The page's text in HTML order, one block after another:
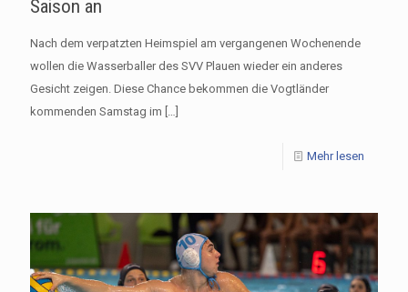
Saison an
Nach dem verpatzten Heimspiel am vergangenen Wochenende
wollen die Wasserballer des SVV Plauen wieder ein anderes
Gesicht zeigen. Diese Chance bekommen die Vogtländer
kommenden Samstag im […]
Mehr lesen